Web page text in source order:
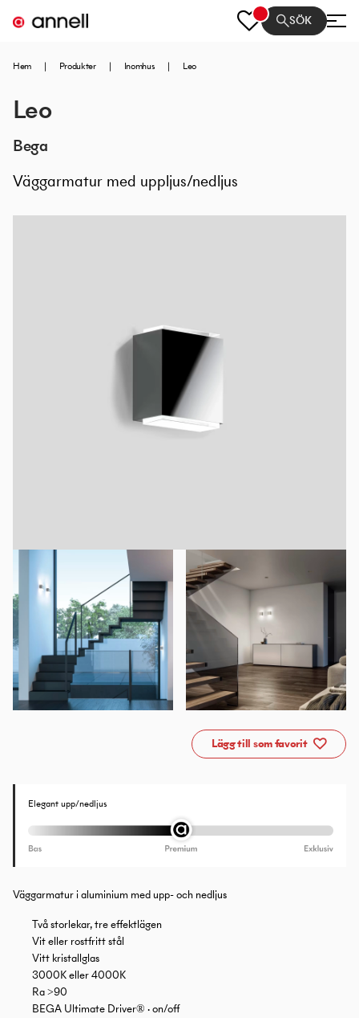
SÖK
Hem | Produkter | Inomhus | Leo
Leo
Bega
Väggarmatur med uppljus/nedljus
Lägg till som favorit
Elegant upp/nedljus
Väggarmatur i aluminium med upp- och nedljus
Två storlekar, tre effektlägen
Vit eller rostfritt stål
Vitt kristallglas
3000K eller 4000K
Ra >90
BEGA Ultimate Driver® · on/off